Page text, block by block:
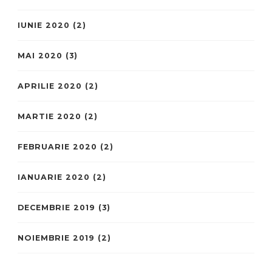
IUNIE 2020 (2)
MAI 2020 (3)
APRILIE 2020 (2)
MARTIE 2020 (2)
FEBRUARIE 2020 (2)
IANUARIE 2020 (2)
DECEMBRIE 2019 (3)
NOIEMBRIE 2019 (2)